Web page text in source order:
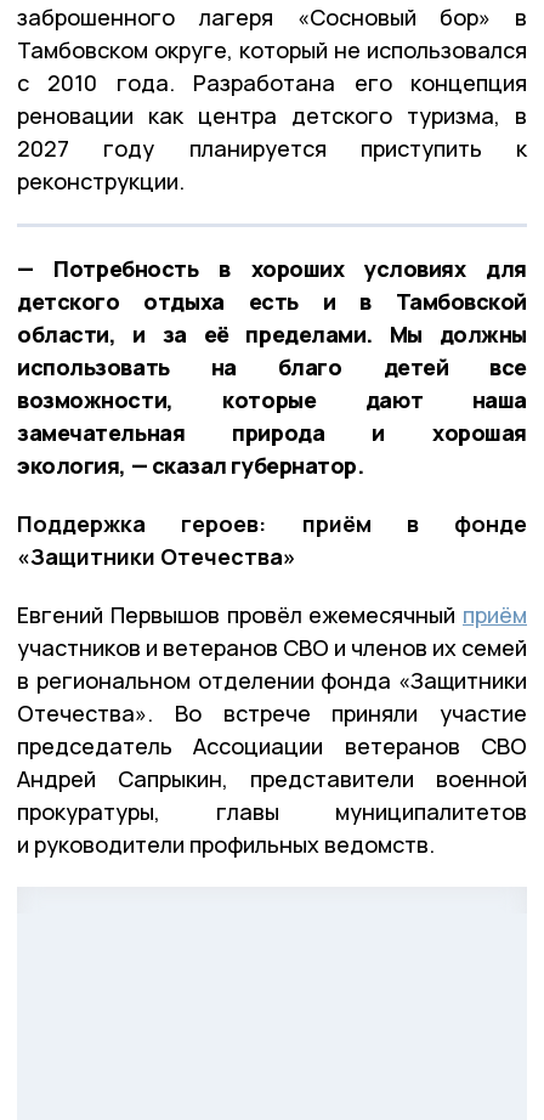
заброшенного лагеря «Сосновый бор» в
Тамбовском округе, который не использовался
с 2010 года. Разработана его концепция
реновации как центра детского туризма, в
2027 году планируется приступить к
реконструкции.
— Потребность в хороших условиях для
детского отдыха есть и в Тамбовской
области, и за её пределами. Мы должны
использовать на благо детей все
возможности, которые дают наша
замечательная природа и хорошая
экология, — сказал губернатор.
Поддержка героев: приём в фонде
«Защитники Отечества»
Евгений Первышов провёл ежемесячный приём
участников и ветеранов СВО и членов их семей
в региональном отделении фонда «Защитники
Отечества». Во встрече приняли участие
председатель Ассоциации ветеранов СВО
Андрей Сапрыкин, представители военной
прокуратуры, главы муниципалитетов
и руководители профильных ведомств.